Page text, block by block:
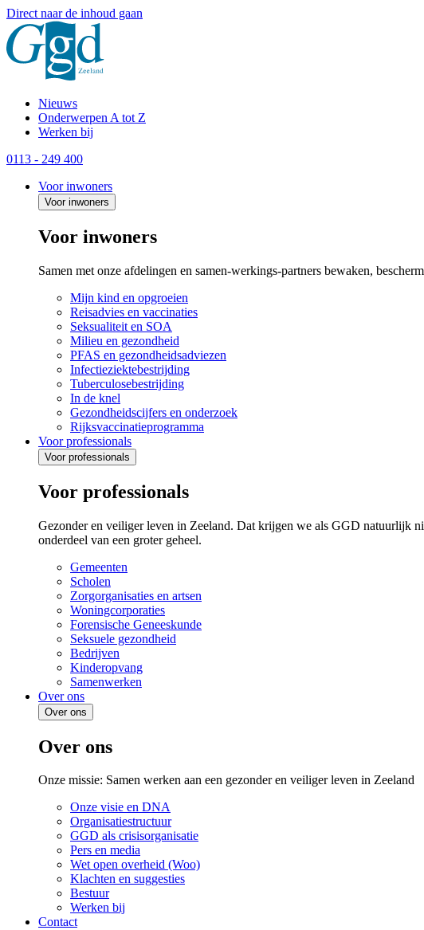
Direct naar de inhoud gaan
Nieuws
Onderwerpen A tot Z
Werken bij
0113 - 249 400
Voor inwoners
Voor inwoners
Voor inwoners
Samen met onze afdelingen en samen-werkings-partners bewaken,
Mijn kind en opgroeien
Reisadvies en vaccinaties
Seksualiteit en SOA
Milieu en gezondheid
PFAS en gezondheidsadviezen
Infectieziektebestrijding
Tuberculosebestrijding
In de knel
Gezondheidscijfers en onderzoek
Rijksvaccinatieprogramma
Voor professionals
Voor professionals
Voor professionals
Gezonder en veiliger leven in Zeeland. Dat krijgen we als GGD natuurlijk
onderdeel van een groter geheel.
Gemeenten
Scholen
Zorgorganisaties en artsen
Woningcorporaties
Forensische Geneeskunde
Seksuele gezondheid
Bedrijven
Kinderopvang
Samenwerken
Over ons
Over ons
Over ons
Onze missie: Samen werken aan een gezonder en veiliger leven in Zeeland
Onze visie en DNA
Organisatiestructuur
GGD als crisisorganisatie
Pers en media
Wet open overheid (Woo)
Klachten en suggesties
Bestuur
Werken bij
Contact